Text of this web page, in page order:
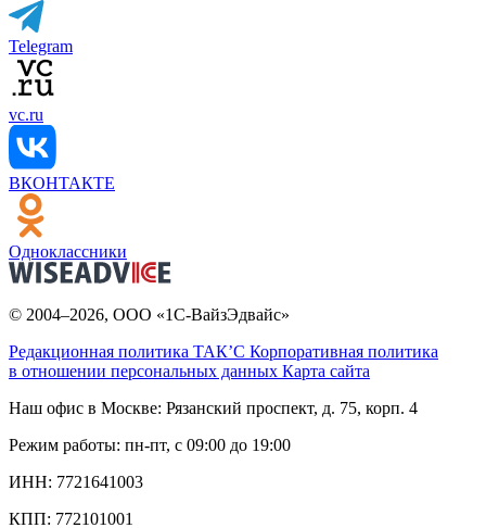
Telegram
vc.ru
ВКОНТАКТЕ
Одноклассники
© 2004–2026, ООО «1С-ВайзЭдвайс»
Редакционная политика ТАК’C Корпоративная политика
в отношении персональных данных Карта сайта
Наш офис в Москве: Рязанский проспект, д. 75, корп. 4
Режим работы: пн-пт, с 09:00 до 19:00
ИНН: 7721641003
КПП: 772101001